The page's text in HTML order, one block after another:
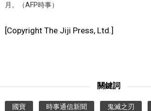
月。（AFP時事）
[Copyright The Jiji Press, Ltd.]
關鍵詞
國寶 時事通信新聞 鬼滅之刃